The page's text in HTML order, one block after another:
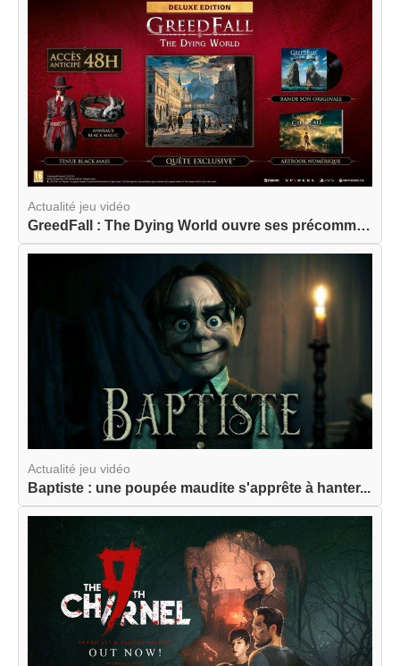
Actualité jeu vidéo
GreedFall : The Dying World ouvre ses précommand...
Actualité jeu vidéo
Baptiste : une poupée maudite s'apprête à hanter...